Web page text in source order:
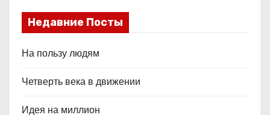
Недавние Посты
На пользу людям
Четверть века в движении
Идея на миллион